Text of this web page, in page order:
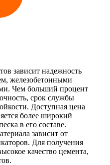
зависит надежность
железобетонными
Чем больший процент
срок службы
Доступная цена
более широкий
в его составе.
зависит от
Для получения
качество цемента,